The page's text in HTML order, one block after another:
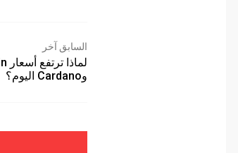
السابق آخر